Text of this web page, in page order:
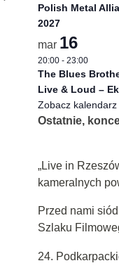
Polish Metal
2027
mar 16
20:00- 23:00
The Blues
Live & Loud –
Zobacz kalendarz
Ostatnie,
„Live in
kameralnych
Przed nami
Szlaku
24.